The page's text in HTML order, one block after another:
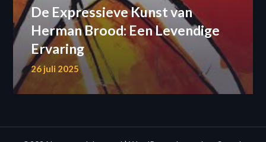
De Expressieve Kunst van
Herman Brood: Een Levendige
Ervaring
26 juli 2025